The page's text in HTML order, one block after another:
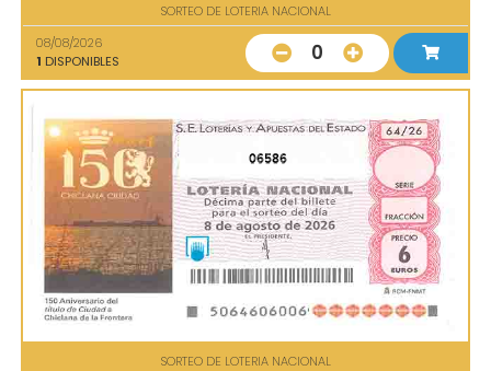
SORTEO DE LOTERIA NACIONAL
08/08/2026
1 DISPONIBLES 0
06586
SORTEO DE LOTERIA NACIONAL